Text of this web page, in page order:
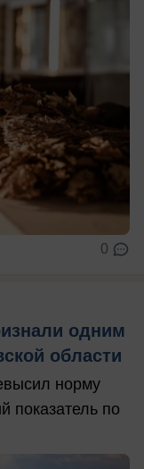
0
одним
области
норму
показатель по